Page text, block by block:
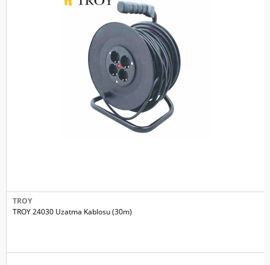
TROY
TROY 24030 Uzatma Kablosu (30m)